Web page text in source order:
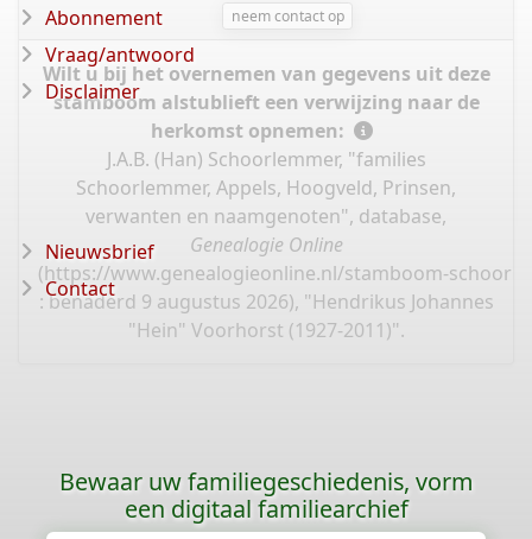
neem contact op
Wilt u bij het overnemen van gegevens uit deze
stamboom alstublieft een verwijzing naar de
herkomst opnemen:
J.A.B. (Han) Schoorlemmer, "families
Schoorlemmer, Appels, Hoogveld, Prinsen,
verwanten en naamgenoten", database,
Genealogie Online
(https://www.genealogieonline.nl/stamboom-
: benaderd 9 augustus 2026), "Hendrikus Johannes
"Hein" Voorhorst (1927-2011)".
Abonnement
Vraag/antwoord
Disclaimer
Nieuwsbrief
Contact
Bewaar uw familiegeschiedenis, vorm
een digitaal familiearchief